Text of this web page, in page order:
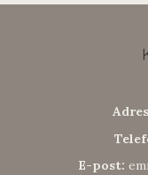
E-post: